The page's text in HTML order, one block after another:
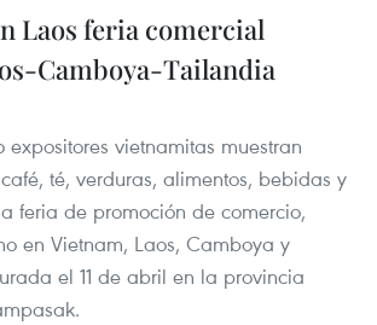
Laos feria comercial
Camboya-Tailandia
vietnamitas muestran
té, verduras, alimentos, bebidas y
feria de promoción de comercio,
en Vietnam, Laos, Camboya y
el 11 de abril en la provincia